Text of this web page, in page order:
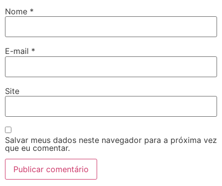
Nome *
E-mail *
Site
Salvar meus dados neste navegador para a próxima vez
que eu comentar.